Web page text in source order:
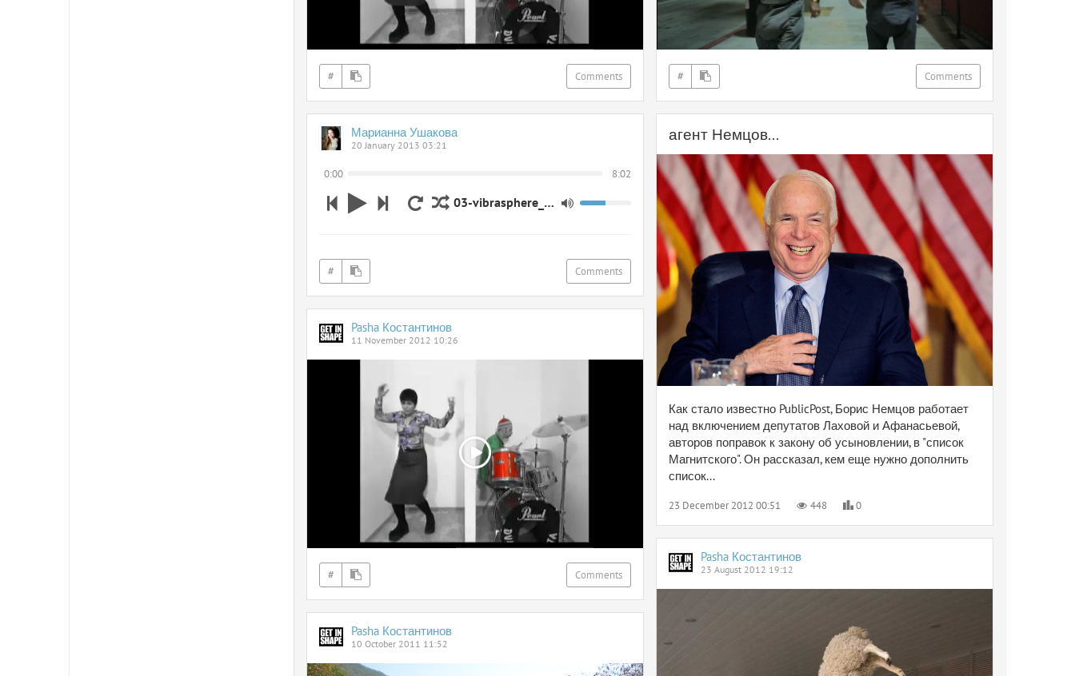
# Comments # Comments
Марианна Ушакова
20 January 2013 03:21
0:00 8:02
03-vibrasphere_-_purple_floating_cosma_remix_rip-gem
# Comments
агент Немцов...
Как стало известно PublicPost, Борис Немцов работает
над включением депутатов Лаховой и Афанасьевой,
авторов поправок к закону об усыновлении, в "список
Магнитского". Он рассказал, кем еще нужно дополнить
список...
23 December 2012 00:51 448 0
Pasha Костантинов
11 November 2012 10:26
# Comments
Pasha Костантинов
23 August 2012 19:12
Pasha Костантинов
10 October 2011 11:52